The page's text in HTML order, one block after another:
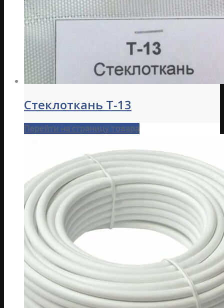
Стеклоткань Т-13
Перейти на страницу товара